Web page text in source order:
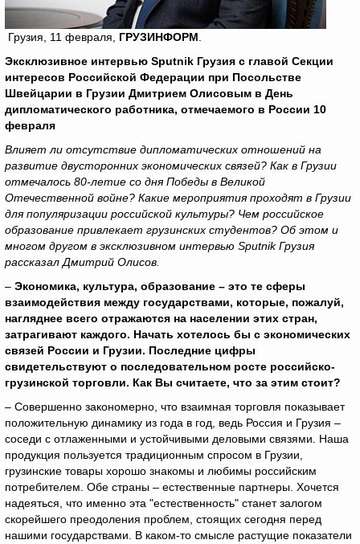
Грузия, 11 февраля, ГРУЗИНФОРМ
Эксклюзивное интервью Sputnik Грузия с главой Секции
интересов Российской Федерации при Посольстве
Швейцарии в Грузии Дмитрием Олисовым в День
дипломатического работника, отмечаемого в России 10
февраля
Влияет ли отсутствие дипломатических отношений на
развитие двусторонних экономических связей? Как в Грузии
отмечалось 80-летие со дня Победы в Великой
Отечественной войне? Какие мероприятия проходят в Грузии
для популяризации российской культуры? Чем российское
образование привлекает грузинских студентов? Об этом и
многом другом в эксклюзивном интервью SputnikГрузия
рассказал Дмитрий Олисов.
– Экономика, культура, образование – это те сферы
взаимодействия между государствами, которые, пожалуй,
нагляднее всего отражаются на населении этих стран,
затрагивают каждого. Начать хотелось бы с экономических
связей России и Грузии. Последние цифры
свидетельствуют о последовательном росте российско-
грузинской торговли. Как Вы считаете, что за этим стоит?
– Совершенно закономерно, что взаимная торговля показывает
положительную динамику из года в год, ведь Россия и Грузия –
соседи с отлаженными и устойчивыми деловыми связями. Наша
продукция пользуется традиционным спросом в Грузии,
грузинские товары хорошо знакомы и любимы российским
потребителем. Обе страны – естественные партнеры. Хочется
надеяться, что именно эта "естественность" станет залогом
скорейшего преодоления проблем, стоящих сегодня перед
нашими государствами. В каком-то смысле растущие показатели